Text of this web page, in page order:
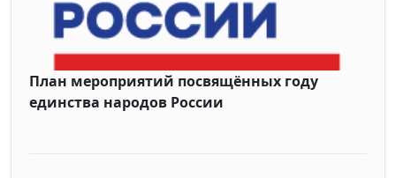
План мероприятий посвящённых году
единства народов России